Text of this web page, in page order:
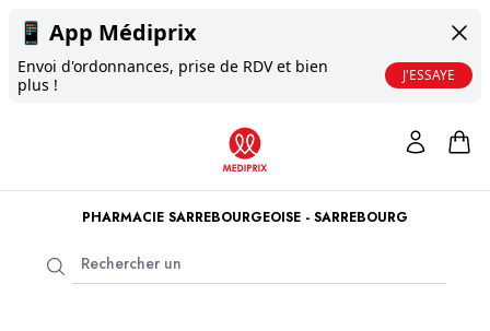
📱 App Médiprix
Envoi d'ordonnances, prise de RDV et bien
plus !
J'ESSAYE
PHARMACIE SARREBOURGEOISE - SARREBOURG